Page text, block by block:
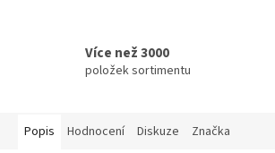
Více než 3000
položek sortimentu
Popis Hodnocení Diskuze Značka